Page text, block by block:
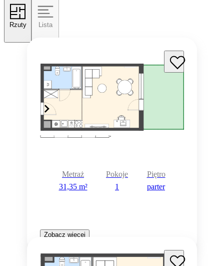
Rzuty Lista
Metraż
31,35 m²
Pokoje
1
Piętro
parter
Zobacz więcej